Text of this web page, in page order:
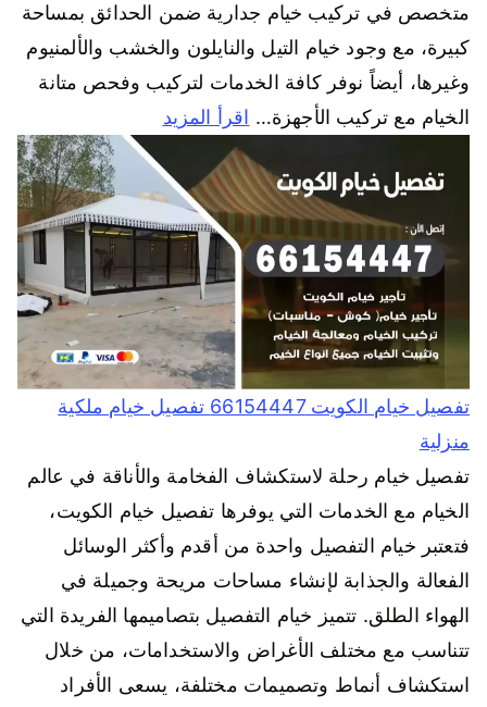
متخصص في تركيب خيام جدارية ضمن الحدائق بمساحة
كبيرة، مع وجود خيام التيل والنايلون والخشب والألمنيوم
وغيرها، أيضاً نوفر كافة الخدمات لتركيب وفحص متانة
الخيام مع تركيب الأجهزة… اقرأ المزيد
تفصيل خيام الكويت 66154447 تفصيل خيام ملكية
منزلية
تفصيل خيام رحلة لاستكشاف الفخامة والأناقة في عالم
الخيام مع الخدمات التي يوفرها تفصيل خيام الكويت،
فتعتبر خيام التفصيل واحدة من أقدم وأكثر الوسائل
الفعالة والجذابة لإنشاء مساحات مريحة وجميلة في
الهواء الطلق. تتميز خيام التفصيل بتصاميمها الفريدة التي
تتناسب مع مختلف الأغراض والاستخدامات، من خلال
استكشاف أنماط وتصميمات مختلفة، يسعى الأفراد